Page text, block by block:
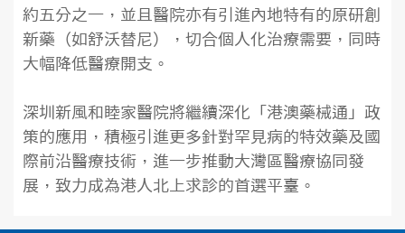
約五分之一，並且醫院亦有引進內地特有的原研創
新藥（如舒沃替尼），切合個人化治療需要，同時
大幅降低醫療開支。
深圳新風和睦家醫院將繼續深化「港澳藥械通」政
策的應用，積極引進更多針對罕見病的特效藥及國
際前沿醫療技術，進一步推動大灣區醫療協同發
展，致力成為港人北上求診的首選平臺。